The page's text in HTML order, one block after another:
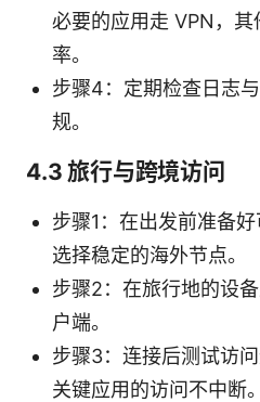
必要的应用走 VPN，
率。
步骤4：定期检查日志
规。
4.3 旅行与跨境访问
步骤1：在出发前准备
选择稳定的海外节点。
步骤2：在旅行地的设
户端。
步骤3：连接后测试访
关键应用的访问不中断。